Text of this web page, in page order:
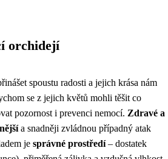
orchidejí
spoustu radosti a jejich krása nám
se z jejich květů mohli těšit co
pozornost i prevenci nemocí. Zdravé a
a snadněji zvládnou případný atak
je správné prostředí– dostatek